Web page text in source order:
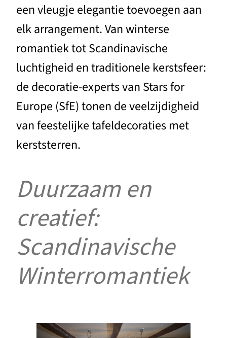
een vleugje elegantie toevoegen aan
elk arrangement. Van winterse
romantiek tot Scandinavische
luchtigheid en traditionele kerstsfeer:
de decoratie-experts van Stars for
Europe (SfE) tonen de veelzijdigheid
van feestelijke tafeldecoraties met
kerststerren.
Duurzaam en
creatief:
Scandinavische
Winterromantiek